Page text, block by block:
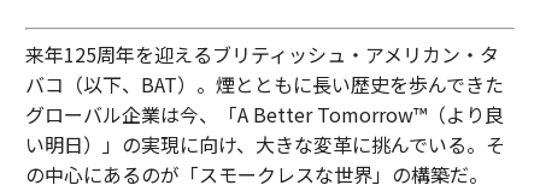
来年125周年を迎えるブリティッシュ・アメリカン・タ
バコ（以下、BAT）。煙とともに長い歴史を歩んできた
グローバル企業は今、「A Better Tomorrow™（より良
い明日）」の実現に向け、大きな変革に挑んでいる。そ
の中心にあるのが「スモークレスな世界」の構築だ。